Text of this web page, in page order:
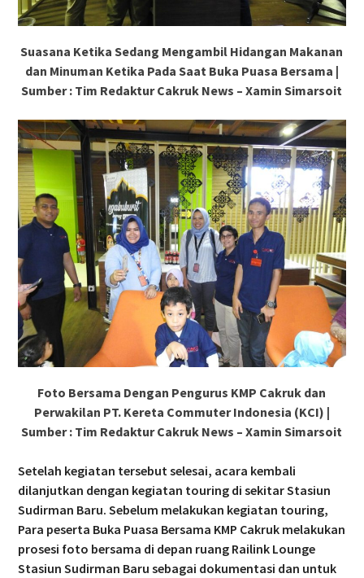
Suasana Ketika Sedang Mengambil Hidangan Makanan
dan Minuman Ketika Pada Saat Buka Puasa Bersama |
Sumber : Tim Redaktur Cakruk News – Xamin Simarsoit
Foto Bersama Dengan Pengurus KMP Cakruk dan
Perwakilan PT. Kereta Commuter Indonesia (KCI) |
Sumber : Tim Redaktur Cakruk News – Xamin Simarsoit
Setelah kegiatan tersebut selesai, acara kembali
dilanjutkan dengan kegiatan touring di sekitar Stasiun
Sudirman Baru. Sebelum melakukan kegiatan touring,
Para peserta Buka Puasa Bersama KMP Cakruk melakukan
prosesi foto bersama di depan ruang Railink Lounge
Stasiun Sudirman Baru sebagai dokumentasi dan untuk